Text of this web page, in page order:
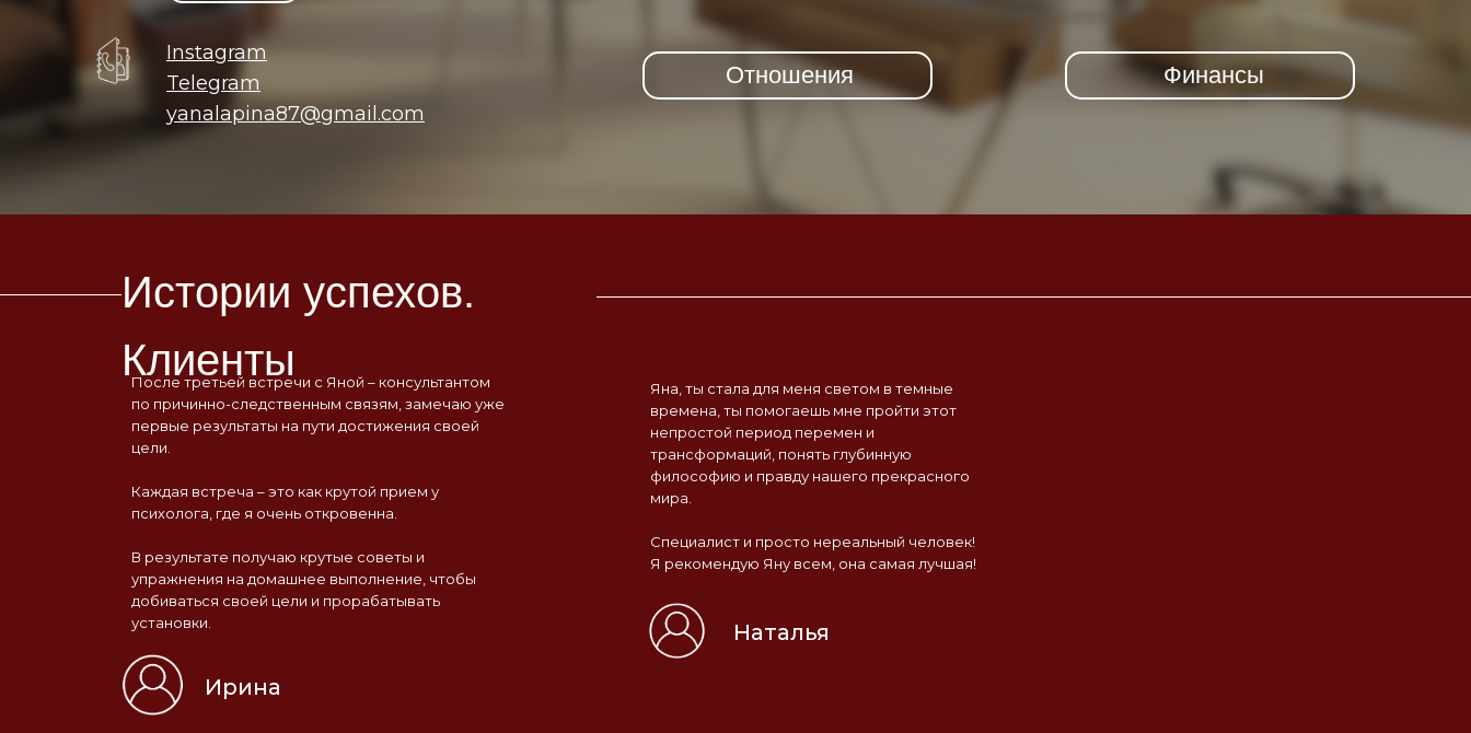
Telegram
yanalapina87@gmail.com
Instagram
Отношения Финансы
После третьей встречи с Яной – консультантом
по причинно-следственным связям, замечаю уже
первые результаты на пути достижения своей
цели.
Каждая встреча – это как крутой прием у
психолога, где я очень откровенна.
В результате получаю крутые советы и
упражнения на домашнее выполнение, чтобы
добиваться своей цели и прорабатывать
установки.
Яна, ты стала для меня светом в темные
времена, ты помогаешь мне пройти этот
непростой период перемен и
трансформаций, понять глубинную
философию и правду нашего прекрасного
мира.
Специалист и просто нереальный человек!
Я рекомендую Яну всем, она самая лучшая!
Ирина
Наталья
Истории успехов.
Клиенты